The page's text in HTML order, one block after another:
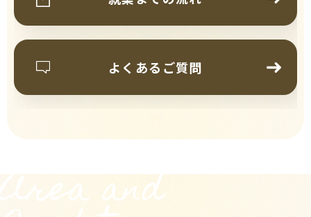
よくあるご質問
Area and